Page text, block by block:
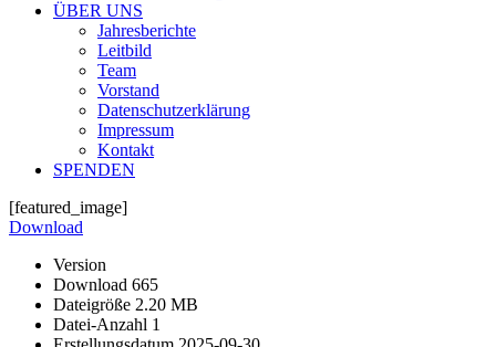
ÜBER UNS
Jahresberichte
Leitbild
Team
Vorstand
Datenschutzerklärung
Impressum
Kontakt
SPENDEN
[featured_image]
Download
Version
Download 665
Dateigröße 2.20 MB
Datei-Anzahl 1